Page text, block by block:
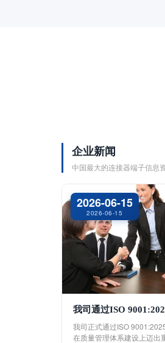
企业新闻
中国最大的连接器端子信息
2026-06-15
2026-06-15
我司通过ISO
我司正式通过ISO
在质量管理体系建设上迈出